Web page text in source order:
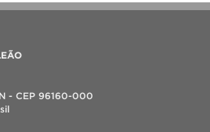
- CEP 96160-000